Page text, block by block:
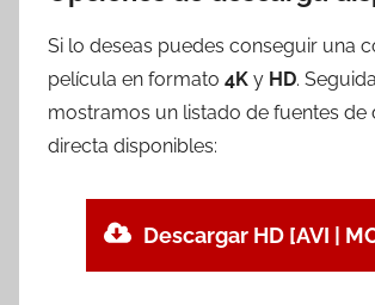
Si lo deseas puedes conseguir una
película en formato 4K y HD.
mostramos un listado de fuentes de
directa disponibles:
Descargar HD [AVI |